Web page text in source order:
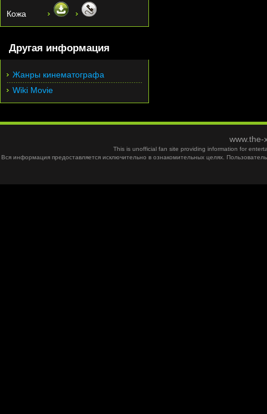
Кожа
Другая информация
Жанры кинематографа
Wiki Movie
This is unofficial fan site providing information for
Вся информация предоставляется исключительно в ознакомительных целях.